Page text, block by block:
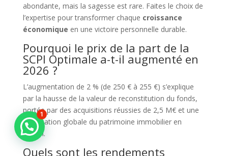
abondante, mais la sagesse est rare. Faites le choix de
l’expertise pour transformer chaque croissance
économique en une victoire personnelle durable.
Pourquoi le prix de la part de la
SCPI Optimale a-t-il augmenté en
2026 ?
L’augmentation de 2 % (de 250 € à 255 €) s’explique
par la hausse de la valeur de reconstitution du fonds,
portée par des acquisitions réussies de 2,5 M€ et une
valorisation globale du patrimoine immobilier en
région.
Quels sont les rendements
1